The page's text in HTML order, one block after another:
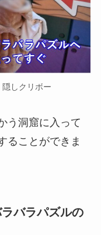
しクリボー
う洞窟に入って
ることができま
バラパズルの